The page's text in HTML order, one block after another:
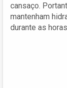
cansaço.
mantenham
durante as